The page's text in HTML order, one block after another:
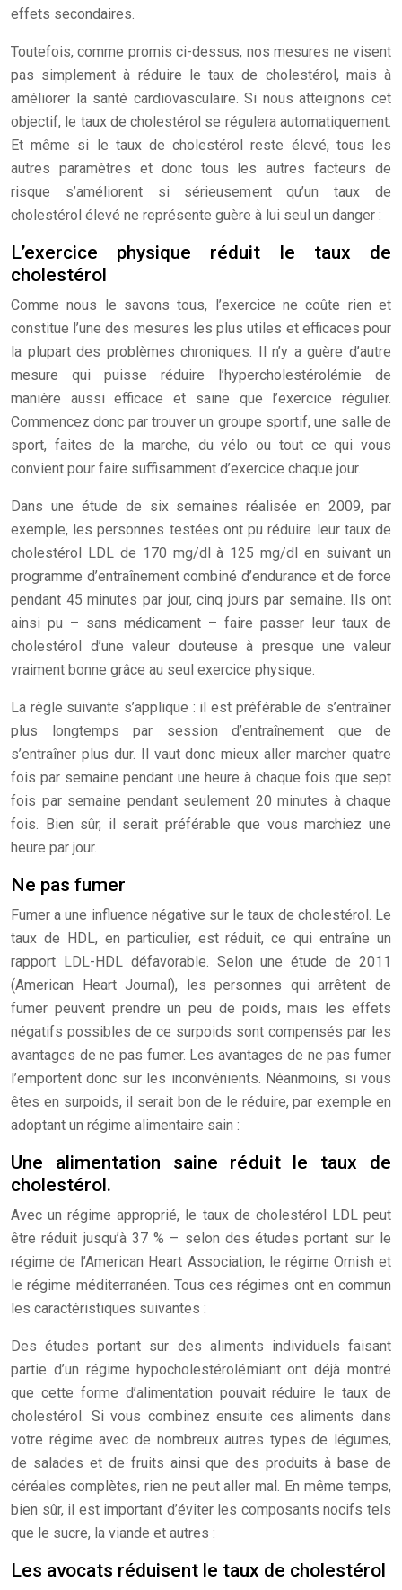
effets secondaires.
Toutefois, comme promis ci-dessus, nos mesures ne visent
pas simplement à réduire le taux de cholestérol, mais à
améliorer la santé cardiovasculaire. Si nous atteignons cet
objectif, le taux de cholestérol se régulera automatiquement.
Et même si le taux de cholestérol reste élevé, tous les
autres paramètres et donc tous les autres facteurs de
risque s’améliorent si sérieusement qu’un taux de
cholestérol élevé ne représente guère à lui seul un danger :
L’exercice physique réduit le taux de
cholestérol
Comme nous le savons tous, l’exercice ne coûte rien et
constitue l’une des mesures les plus utiles et efficaces pour
la plupart des problèmes chroniques. Il n’y a guère d’autre
mesure qui puisse réduire l’hypercholestérolémie de
manière aussi efficace et saine que l’exercice régulier.
Commencez donc par trouver un groupe sportif, une salle de
sport, faites de la marche, du vélo ou tout ce qui vous
convient pour faire suffisamment d’exercice chaque jour.
Dans une étude de six semaines réalisée en 2009, par
exemple, les personnes testées ont pu réduire leur taux de
cholestérol LDL de 170 mg/dl à 125 mg/dl en suivant un
programme d’entraînement combiné d’endurance et de force
pendant 45 minutes par jour, cinq jours par semaine. Ils ont
ainsi pu – sans médicament – faire passer leur taux de
cholestérol d’une valeur douteuse à presque une valeur
vraiment bonne grâce au seul exercice physique.
La règle suivante s’applique : il est préférable de s’entraîner
plus longtemps par session d’entraînement que de
s’entraîner plus dur. Il vaut donc mieux aller marcher quatre
fois par semaine pendant une heure à chaque fois que sept
fois par semaine pendant seulement 20 minutes à chaque
fois. Bien sûr, il serait préférable que vous marchiez une
heure par jour.
Ne pas fumer
Fumer a une influence négative sur le taux de cholestérol. Le
taux de HDL, en particulier, est réduit, ce qui entraîne un
rapport LDL-HDL défavorable. Selon une étude de 2011
(American Heart Journal), les personnes qui arrêtent de
fumer peuvent prendre un peu de poids, mais les effets
négatifs possibles de ce surpoids sont compensés par les
avantages de ne pas fumer. Les avantages de ne pas fumer
l’emportent donc sur les inconvénients. Néanmoins, si vous
êtes en surpoids, il serait bon de le réduire, par exemple en
adoptant un régime alimentaire sain :
Une alimentation saine réduit le taux de
cholestérol.
Avec un régime approprié, le taux de cholestérol LDL peut
être réduit jusqu’à 37 % – selon des études portant sur le
régime de l’American Heart Association, le régime Ornish et
le régime méditerranéen. Tous ces régimes ont en commun
les caractéristiques suivantes :
Des études portant sur des aliments individuels faisant
partie d’un régime hypocholestérolémiant ont déjà montré
que cette forme d’alimentation pouvait réduire le taux de
cholestérol. Si vous combinez ensuite ces aliments dans
votre régime avec de nombreux autres types de légumes,
de salades et de fruits ainsi que des produits à base de
céréales complètes, rien ne peut aller mal. En même temps,
bien sûr, il est important d’éviter les composants nocifs tels
que le sucre, la viande et autres :
Les avocats réduisent le taux de cholestérol